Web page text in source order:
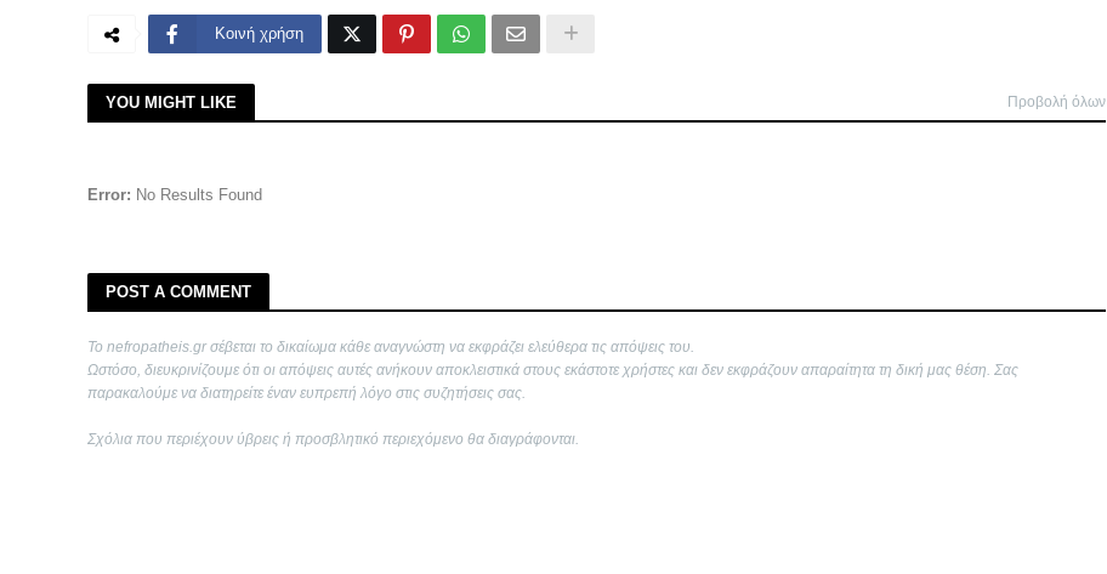
Κοινή χρήση
YOU MIGHT LIKE Προβολή όλων
Error: No Results Found
POST A COMMENT
Το nefropatheis.gr σέβεται το δικαίωμα κάθε αναγνώστη να εκφράζει ελεύθερα τις απόψεις του.
Ωστόσο, διευκρινίζουμε ότι οι απόψεις αυτές ανήκουν αποκλειστικά στους εκάστοτε χρήστες και δεν εκφράζουν απαραίτητα τη δική μας θέση. Σας
παρακαλούμε να διατηρείτε έναν ευπρεπή λόγο στις συζητήσεις σας.
Σχόλια που περιέχουν ύβρεις ή προσβλητικό περιεχόμενο θα διαγράφονται.